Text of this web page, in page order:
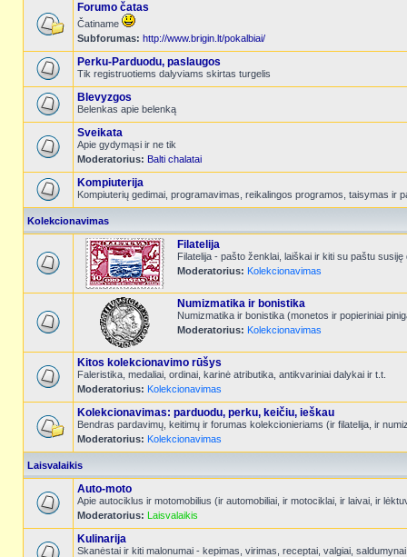
Forumo čatas
Čatiname
Subforumas: http://www.brigin.lt/pokalbiai/
Perku-Parduodu, paslaugos
Tik registruotiems dalyviams skirtas turgelis
Blevyzgos
Belenkas apie belenką
Sveikata
Apie gydymąsi ir ne tik
Moderatorius: Balti chalatai
Kompiuterija
Kompiuterių gedimai, programavimas, reikalingos programos, taisymas ir
Kolekcionavimas
Filatelija
Filatelija - pašto ženklai, laiškai ir kiti su paštu susiję
Moderatorius: Kolekcionavimas
Numizmatika ir bonistika
Numizmatika ir bonistika (monetos ir popieriniai
Moderatorius: Kolekcionavimas
Kitos kolekcionavimo rūšys
Faleristika, medaliai, ordinai, karinė atributika, antikvariniai dalykai ir t.t.
Moderatorius: Kolekcionavimas
Kolekcionavimas: parduodu, perku, keičiu, ieškau
Bendras pardavimų, keitimų ir forumas kolekcionieriams (ir filatelija, ir
Moderatorius: Kolekcionavimas
Laisvalaikis
Auto-moto
Apie autociklus ir motomobilius (ir automobiliai, ir motociklai, ir laivai, ir
Moderatorius: Laisvalaikis
Kulinarija
Skanėstai ir kiti malonumai - kepimas, virimas, receptai, valgiai,